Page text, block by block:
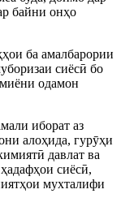
байни онҳо
ба амалбарории
сиёсӣ бо
одамон
иборат аз
алоҳида, гурӯҳи
давлат ва
сиёсӣ,
мухталифи